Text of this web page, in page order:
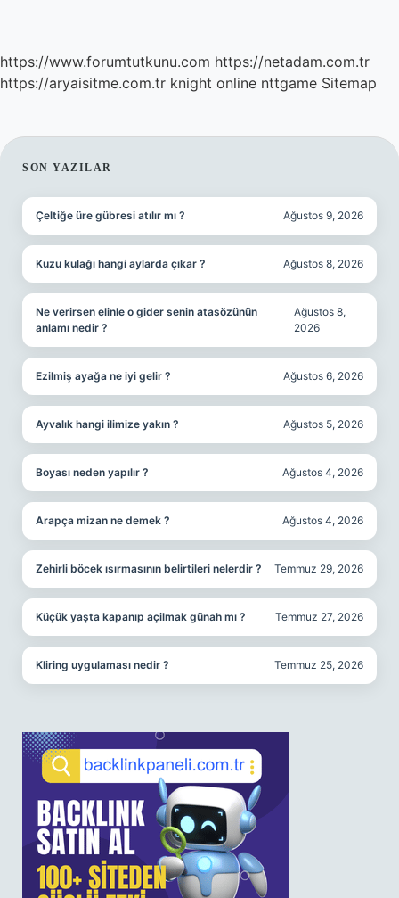
https://www.forumtutkunu.com https://netadam.com.tr
https://aryaisitme.com.tr knight online nttgame Sitemap
SIDEBAR
SON YAZILAR
Çeltiğe üre gübresi atılır mı ? Ağustos 9, 2026
Kuzu kulağı hangi aylarda çıkar ? Ağustos 8, 2026
Ne verirsen elinle o gider senin atasözünün
anlamı nedir ?
Ağustos 8,
2026
Ezilmiş ayağa ne iyi gelir ? Ağustos 6, 2026
Ayvalık hangi ilimize yakın ? Ağustos 5, 2026
Boyası neden yapılır ? Ağustos 4, 2026
Arapça mizan ne demek ? Ağustos 4, 2026
Zehirli böcek ısırmasının belirtileri nelerdir ? Temmuz 29, 2026
Küçük yaşta kapanıp açilmak günah mı ? Temmuz 27, 2026
Kliring uygulaması nedir ? Temmuz 25, 2026